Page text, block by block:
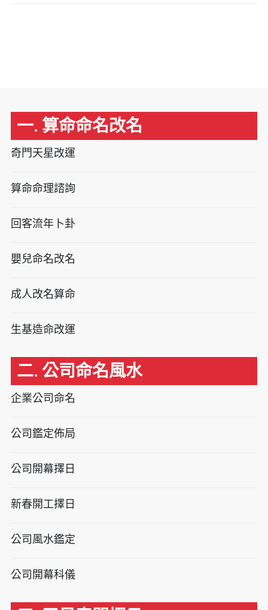
一. 算命命名改名
奇門天星改運
算命命理諮詢
回客流年卜卦
嬰兒命名改名
成人改名算命
生基造命改運
二. 公司命名風水
企業公司命名
公司鑑定佈局
公司開幕擇日
新春開工擇日
公司風水鑑定
公司開幕科儀